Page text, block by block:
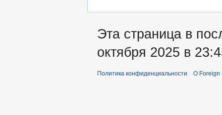
Эта страница в
октября 2025 в
Политика конфиденциальности О Foreign